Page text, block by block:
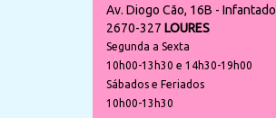
Av. Diogo Cão, 16B - Infantado
2670-327 LOURES
Segunda a Sexta
10h00-13h30 e 14h30-19h00
Sábados e Feriados
10h00-13h30